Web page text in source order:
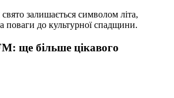
свято залишається символом літа,
поваги до культурної спадщини.
ще більше цікавого